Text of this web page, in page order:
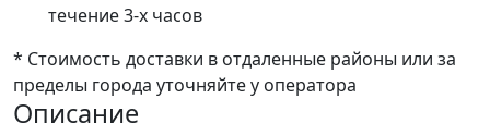
течение 3-х часов
* Стоимость доставки в отдаленные районы или за
пределы города уточняйте у оператора
Описание